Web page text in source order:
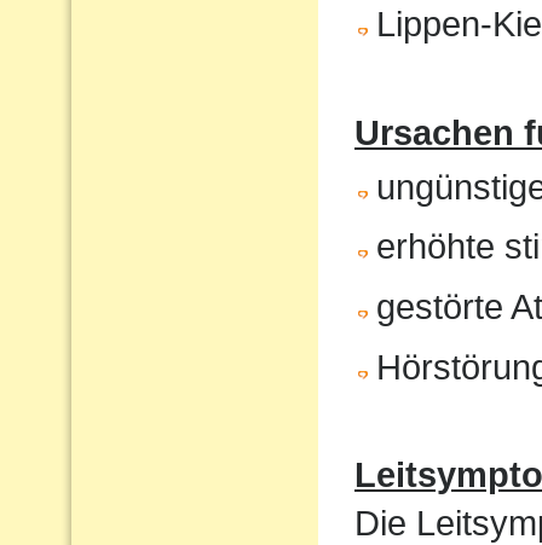
Lippen-
Ursachen
erhöhte
gestörte
Die